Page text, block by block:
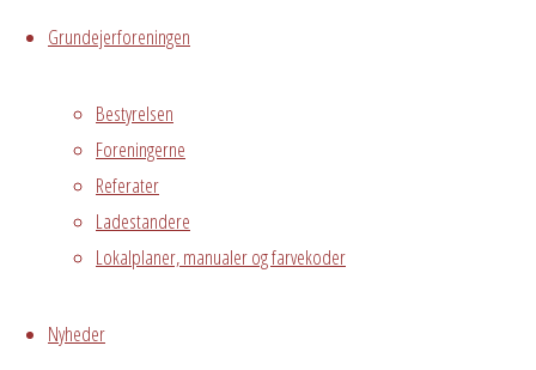
Grundejerforeningen
Bestyrelsen
Foreningerne
Referater
Ladestandere
Lokalplaner, manualer og farvekoder
Nyheder